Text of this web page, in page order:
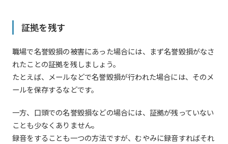
証拠を残す
職場で名誉毀損の被害にあった場合には、まず名誉毀損がなさ
れたことの証拠を残しましょう。
たとえば、メールなどで名誉毀損が行われた場合には、そのメ
ールを保存するなどです。
一方、口頭での名誉毀損などの場合には、証拠が残っていない
ことも少なくありません。
録音をすることも一つの方法ですが、むやみに録音すればそれ